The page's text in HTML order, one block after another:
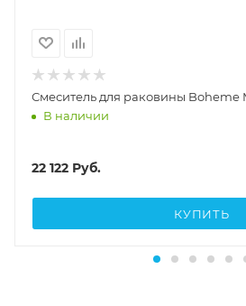
Смеситель для раковины Boheme
В наличии
22 122 Руб.
КУПИТЬ